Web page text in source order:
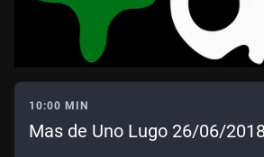
10:00 MIN
Mas de Uno Lugo 26/06/2018